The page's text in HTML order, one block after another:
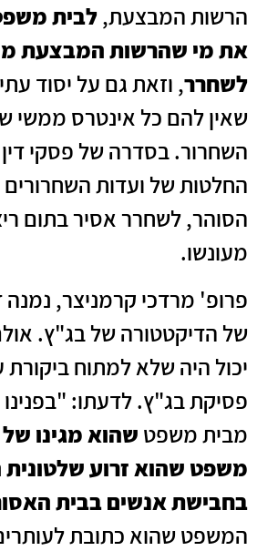
הרשות המבצעת,לבית
את מי שהרשות המבצעת
לשחרר, וזאת גם על יסוד
שאין להם כל אינטרס ממשי
השחרור. בסדרה של פסקי
החלטות של ועדות
הסוהר, לשחרר אסיר בתום
מעונשו.
פרופ' מרדכי קרמניצר, נמנה
של הדיקטטורה של בג"ץ.
יכול היה שלא למתוח
פסיקת בג"ץ. לדעתו:
מבית משפט שהוא מגינו
משפט שהוא זרוע
בחבישת אנשים בבית
המשפט שהוא כתובת